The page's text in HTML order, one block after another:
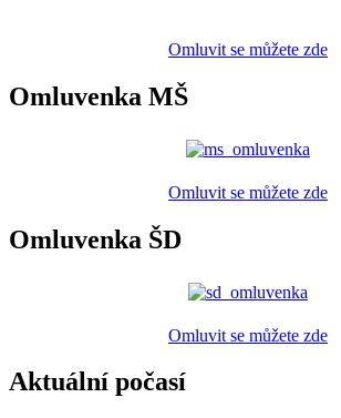
Omluvit se můžete zde
Omluvenka MŠ
Omluvit se můžete zde
Omluvenka ŠD
Omluvit se můžete zde
Aktuální počasí